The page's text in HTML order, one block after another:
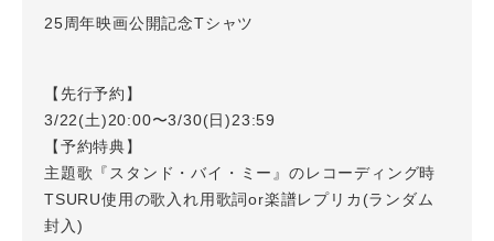
25周年映画公開記念Tシャツ
【先行予約】
3/22(土)20:00〜3/30(日)23:59
【予約特典】
主題歌『スタンド・バイ・ミー』のレコーディング時
TSURU使用の歌入れ用歌詞or楽譜レプリカ(ランダム
封入)